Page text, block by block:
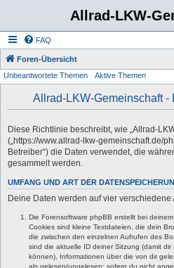
Allrad-LKW-
FAQ
Foren-Übersicht
Unbeantwortete Themen Aktive Themen
Allrad-LKW-Gemeinschaft -
Diese Richtlinie beschreibt, wie „Allrad-
(„https://www.allrad-lkw-gemeinschaft.de/
Betreiber“) die Daten verwendet, die
gesammelt werden.
UMFANG UND ART DER
Deine Daten werden auf vier verschiedene
Die Forensoftware phpBB erstellt bei
Cookies sind kleine Textdateien, die dein
die zwischen den einzelnen Aufrufen des
sind die aktuelle ID deiner Sitzung (damit
können), Informationen über die von dir
als gelesen/ungelesen; sofern du nicht